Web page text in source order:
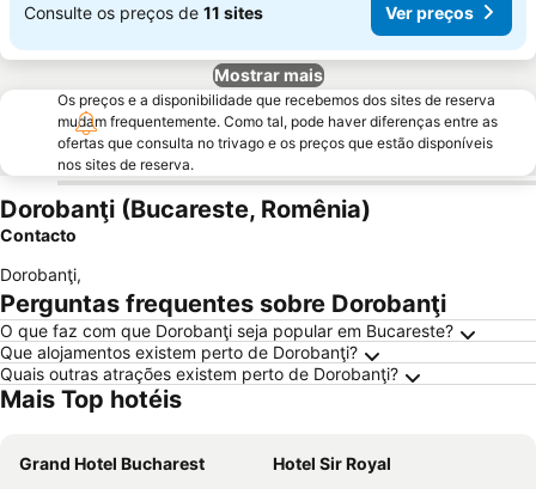
Consulte os preços de 11 sites Ver preços
Mostrar mais
Os preços e a disponibilidade que recebemos dos sites de reserva
mudam frequentemente. Como tal, pode haver diferenças entre as
ofertas que consulta no trivago e os preços que estão disponíveis
nos sites de reserva.
Dorobanţi (Bucareste, Romênia)
Contacto
Dorobanţi,
Perguntas frequentes sobre Dorobanţi
O que faz com que Dorobanţi seja popular em Bucareste?
Que alojamentos existem perto de Dorobanţi?
Quais outras atrações existem perto de Dorobanţi?
Mais Top hotéis
Grand Hotel Bucharest
Hotel Sir Royal